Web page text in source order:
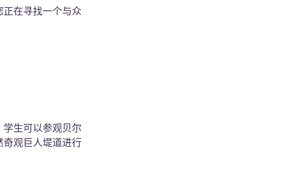
在寻找一个与众
生可以参观贝尔
奇观巨人堤道进行